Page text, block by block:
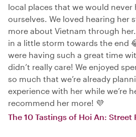
local places that we would never
ourselves. We loved hearing her
more about Vietnam through
in a little storm towards the end
were having such a great time
didn’t really care! We enjoyed
so much that we’re already
experience with her while we’re
recommend her more! 💜
The 10 Tastings of Hoi An: Street